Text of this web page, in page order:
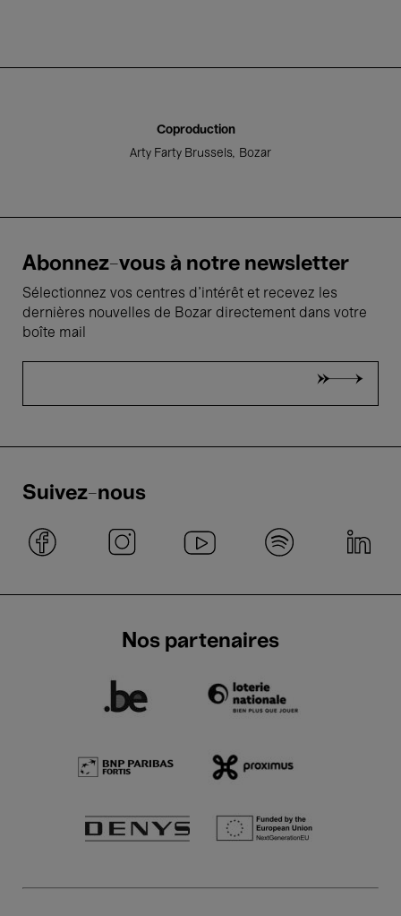
Coproduction
Arty Farty Brussels Bozar
Abonnez-vous à notre newsletter
Sélectionnez vos centres d'intérêt et recevez les
dernières nouvelles de Bozar directement dans votre
boîte mail
Suivez-nous
Nos partenaires